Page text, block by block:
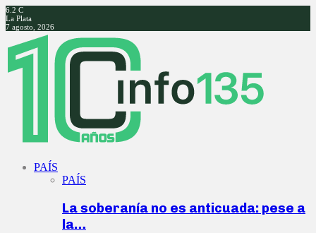
6.2 C
La Plata
7 agosto, 2026
Facebook
Twitter
Instagram
Youtube
PAÍS
PAÍS
La soberanía no es anticuada: pese a
la…